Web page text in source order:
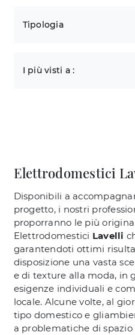
Tipologia
I più visti a :
Elettrodomestici
Disponibili a
progetto, i nostri
proporranno le più
Elettrodomestici Lavelli
garantendoti ottimi
disposizione una vasta
e di texture alla moda, in
esigenze individuali e
locale. Alcune volte, al
tipo domestico e
a problematiche di